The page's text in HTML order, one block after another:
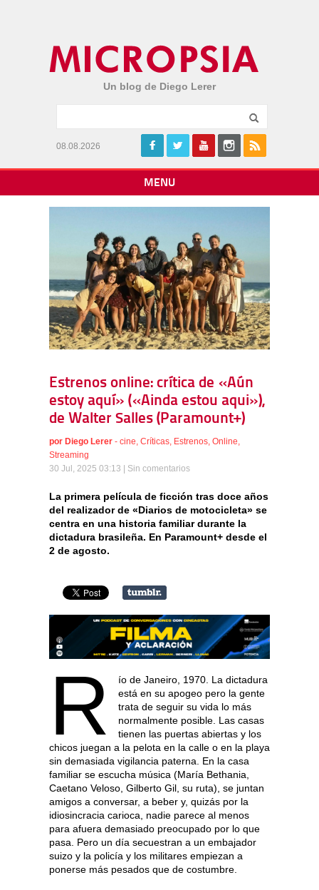
Un blog de Diego Lerer
08.08.2026
MENU
Estrenos online: crítica de «Aún
estoy aquí» («Ainda estou aqui»),
de Walter Salles (Paramount+)
por Diego Lerer - cine, Críticas, Estrenos, Online,
Streaming
30 Jul, 2025 03:13 | Sin comentarios
La primera película de ficción tras doce años
del realizador de «Diarios de motocicleta» se
centra en una historia familiar durante la
dictadura brasileña. En Paramount+ desde el
2 de agosto.
R
ío de Janeiro, 1970. La dictadura
está en su apogeo pero la gente
trata de seguir su vida lo más
normalmente posible. Las casas
tienen las puertas abiertas y los
chicos juegan a la pelota en la calle o en la playa
sin demasiada vigilancia paterna. En la casa
familiar se escucha música (María Bethania,
Caetano Veloso, Gilberto Gil, su ruta), se juntan
amigos a conversar, a beber y, quizás por la
idiosincracia carioca, nadie parece al menos
para afuera demasiado preocupado por lo que
pasa. Pero un día secuestran a un embajador
suizo y la policía y los militares empiezan a
ponerse más pesados que de costumbre.